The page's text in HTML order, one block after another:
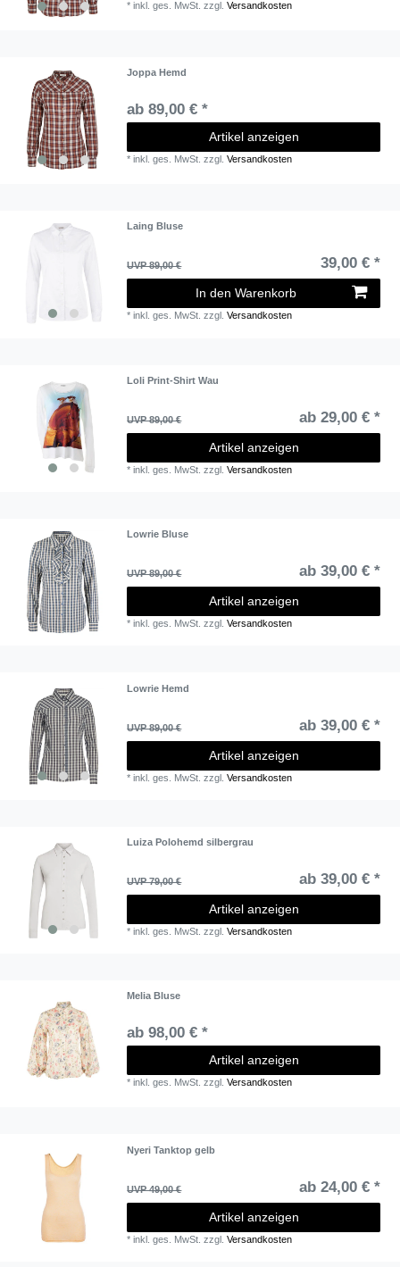
*inkl. ges. MwSt. zzgl.Versandkosten
Joppa Hemd
ab 89,00 € *
Artikel anzeigen
*inkl. ges. MwSt. zzgl.Versandkosten
Laing Bluse
UVP 89,00 € 39,00 € *
In den Warenkorb
*inkl. ges. MwSt. zzgl.Versandkosten
Loli Print-Shirt Wau
UVP 89,00 € ab 29,00 € *
Artikel anzeigen
*inkl. ges. MwSt. zzgl.Versandkosten
Lowrie Bluse
UVP 89,00 € ab 39,00 € *
Artikel anzeigen
*inkl. ges. MwSt. zzgl.Versandkosten
Lowrie Hemd
UVP 89,00 € ab 39,00 € *
Artikel anzeigen
*inkl. ges. MwSt. zzgl.Versandkosten
Luiza Polohemd silbergrau
UVP 79,00 € ab 39,00 € *
Artikel anzeigen
*inkl. ges. MwSt. zzgl.Versandkosten
Melia Bluse
ab 98,00 € *
Artikel anzeigen
*inkl. ges. MwSt. zzgl.Versandkosten
Nyeri Tanktop gelb
UVP 49,00 € ab 24,00 € *
Artikel anzeigen
*inkl. ges. MwSt. zzgl.Versandkosten